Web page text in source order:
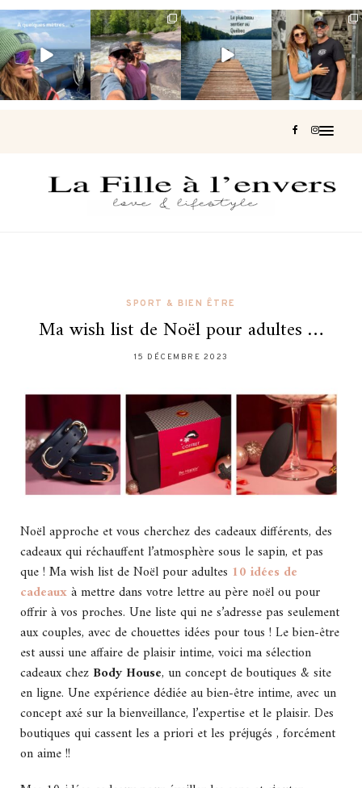
Voir une baleine
en photo, c’est
impressionnant
🐋...
Les Laurentides,
le Québec
version nature.
...
Et si je te disais
qu’il existe un
sentier où tu...
127 37
Montréal, une
très belle
surprise 🇨🇦
446
SPORT & BIEN ÊTRE
Ma wish list de Noël pour adultes …
15 DÉCEMBRE 2023
Noël approche et vous cherchez des cadeaux différents, des
cadeaux qui réchauffent l’atmosphère sous le sapin, et pas
que ! Ma wish list de Noël pour adultes 10 idées de
cadeauxà mettre dans votre lettre au père noël ou pour
offrir à vos proches. Une liste qui ne s’adresse pas seulement
aux couples, avec de chouettes idées pour tous ! Le bien-être
est aussi une affaire de plaisir intime, voici ma sélection
cadeaux chez Body House, un concept de boutiques & site
en ligne. Une expérience dédiée au bien-être intime, avec un
concept axé sur la bienveillance, l’expertise et le plaisir. Des
boutiques qui cassent les a priori et les préjugés , forcément
on aime !!